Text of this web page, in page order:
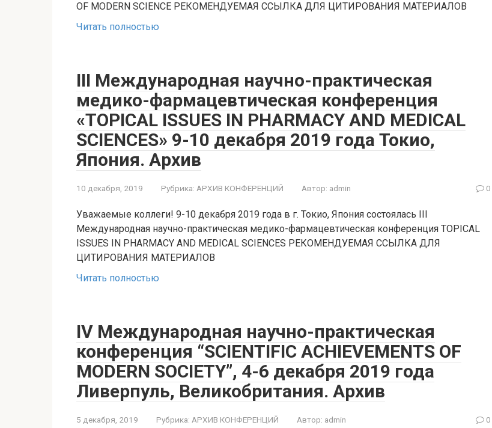
OF MODERN SCIENCE РЕКОМЕНДУЕМАЯ ССЫЛКА ДЛЯ ЦИТИРОВАНИЯ МАТЕРИАЛОВ
Читать полностью
III Международная научно-практическая
медико-фармацевтическая конференция
«TOPICAL ISSUES IN PHARMACY AND MEDICAL
SCIENCES» 9-10 декабря 2019 года Токио,
Япония. Архив
10 декабря, 2019 Рубрика: АРХИВ КОНФЕРЕНЦИЙ Автор: admin 0
Уважаемые коллеги! 9-10 декабря 2019 года в г. Токио, Япония состоялась III
Международная научно-практическая медико-фармацевтическая конференция TOPICAL
ISSUES IN PHARMACY AND MEDICAL SCIENCES РЕКОМЕНДУЕМАЯ ССЫЛКА ДЛЯ
ЦИТИРОВАНИЯ МАТЕРИАЛОВ
Читать полностью
IV Международная научно-практическая
конференция “SCIENTIFIC ACHIEVEMENTS OF
MODERN SOCIETY”, 4-6 декабря 2019 года
Ливерпуль, Великобритания. Архив
5 декабря, 2019 Рубрика: АРХИВ КОНФЕРЕНЦИЙ Автор: admin 0